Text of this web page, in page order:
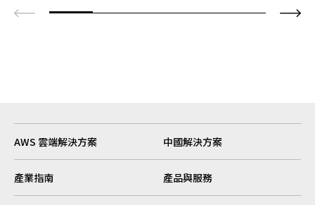
AWS 雲端解決方案 中國解決方案
產業指南 產品與服務